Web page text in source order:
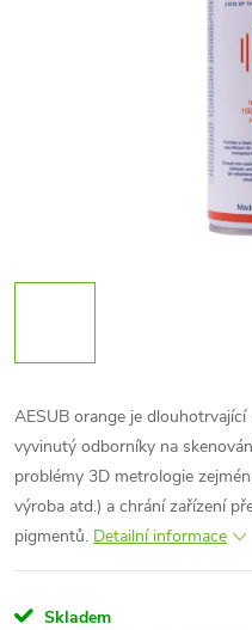
AESUB orange je
vyvinutý odborníky na
problémy 3D metrologie
výroba atd.) a chrání zařízení
pigmentů. Detailní informace
Skladem